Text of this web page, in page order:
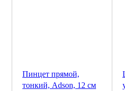
Пинцет прямой,
тонкий, Adson, 12 см